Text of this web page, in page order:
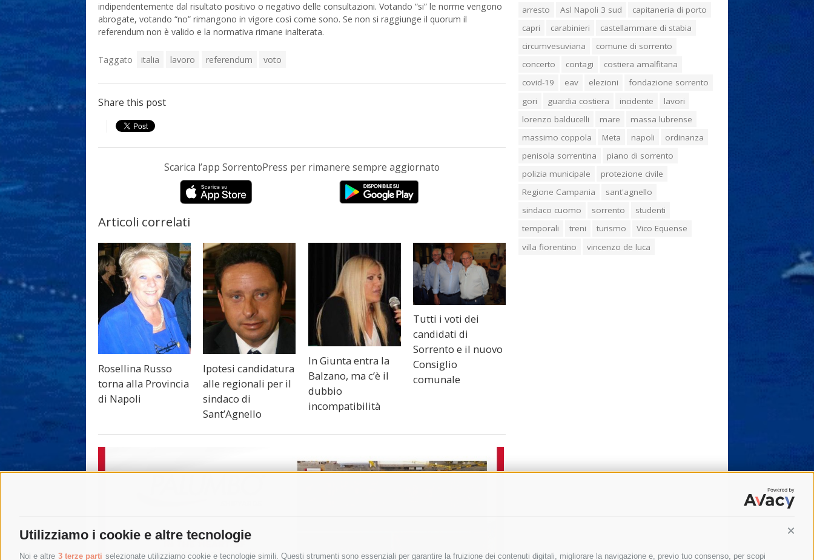
Utilizziamo i cookie e altre tecnologie
Noi e altre 3 terze parti selezionate utilizziamo cookie e tecnologie simili. Questi strumenti sono essenziali per garantire la fruizione dei contenuti digitali, migliorare la navigazione e, previo tuo consenso, per scopi
indipendentemente dal risultato positivo o negativo delle consultazioni. Votando “si” le norme vengono
abrogate, votando “no” rimangono in vigore così come sono. Se non si raggiunge il quorum il
referendum non è valido e la normativa rimane inalterata.
Taggato italia lavoro referendum voto
Share this post
Scarica l’app SorrentoPress per rimanere sempre aggiornato
Articoli correlati
Rosellina Russo
torna alla Provincia
di Napoli
Ipotesi candidatura
alle regionali per il
sindaco di
Sant’Agnello
In Giunta entra la
Balzano, ma c’è il
dubbio
incompatibilità
Tutti i voti dei
candidati di
Sorrento e il nuovo
Consiglio
comunale
arresto
Asl Napoli 3 sud
capitaneria di porto
capri
carabinieri
castellammare di stabia
circumvesuviana
comune di sorrento
concerto
contagi
costiera amalfitana
covid-19
eav elezioni
fondazione sorrento
gori
guardia costiera incidente
lavori
lorenzo balducelli
mare
massa lubrense
massimo coppola
Meta napoli
ordinanza
penisola sorrentina
piano di sorrento
polizia municipale
protezione civile
Regione Campania
sant'agnello
sindaco cuomo
sorrento
studenti
temporali
treni turismo
Vico Equense
villa fiorentino
vincenzo de luca